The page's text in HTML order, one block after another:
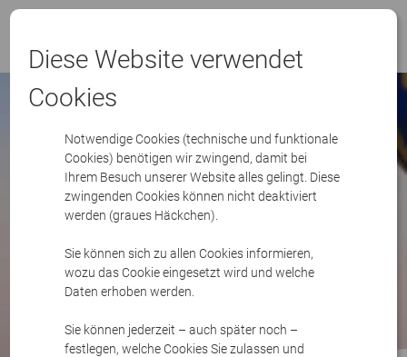
Diese Website verwendet
Cookies
Notwendige Cookies (technische und funktionale
Cookies) benötigen wir zwingend, damit bei
Ihrem Besuch unserer Website alles gelingt. Diese
zwingenden Cookies können nicht deaktiviert
werden (graues Häckchen).
Sie können sich zu allen Cookies informieren,
wozu das Cookie eingesetzt wird und welche
Daten erhoben werden.
Sie können jederzeit – auch später noch –
festlegen, welche Cookies Sie zulassen und